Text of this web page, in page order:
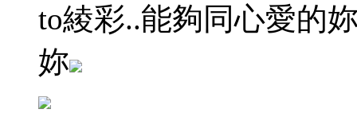
to綾彩..能夠同心愛的
妳